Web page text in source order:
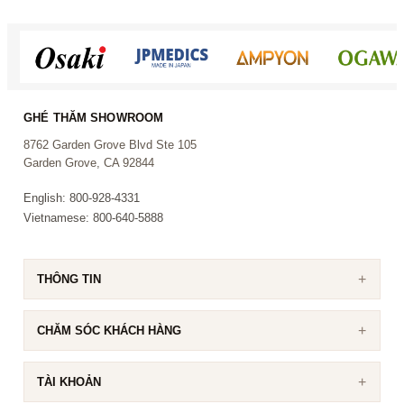
Vì sao khách chọn AKS-604
phòng tốt hơn:
Phù hợp không gian mở
gia đình đông người hoặc tụ họp bạn bè
Âm thanh có lực hơn
GHÉ THĂM SHOWROOM
8762 Garden Grove Blvd Ste 105
Garden Grove, CA 92844
English: 800-928-4331
Vietnamese: 800-640-5888
THÔNG TIN
CHĂM SÓC KHÁCH HÀNG
TÀI KHOẢN